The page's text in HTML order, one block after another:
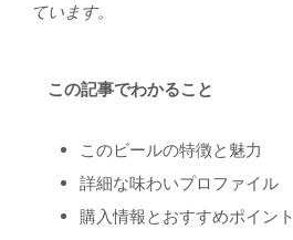
ています。
この記事でわかること
このビールの特徴と魅力
詳細な味わいプロファイル
購入情報とおすすめポイント